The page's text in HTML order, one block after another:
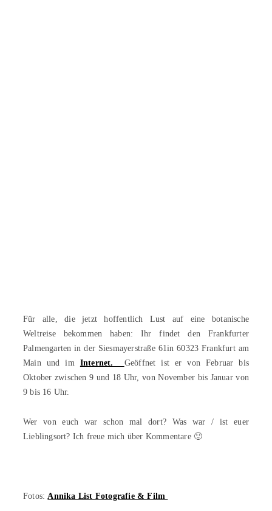
Für alle, die jetzt hoffentlich Lust auf eine botanische
Weltreise bekommen haben: Ihr findet den Frankfurter
Palmengarten in der Siesmayerstraße 61in 60323 Frankfurt am
Main und im Internet. Geöffnet ist er von Februar bis
Oktober zwischen 9 und 18 Uhr, von November bis Januar von
9 bis 16 Uhr.
Wer von euch war schon mal dort? Was war / ist euer
Lieblingsort? Ich freue mich über Kommentare 🙂
Fotos:Annika List Fotografie & Film